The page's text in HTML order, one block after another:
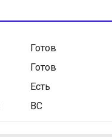
Готов
Готов
Есть
BC